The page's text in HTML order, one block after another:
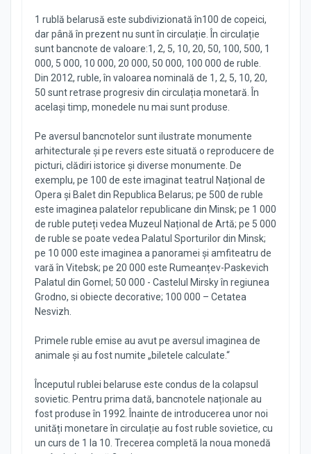
1 rublă belarusă este subdivizionată în100 de copeici,
dar până în prezent nu sunt în circulație. În circulație
sunt bancnote de valoare:1, 2, 5, 10, 20, 50, 100, 500, 1
000, 5 000, 10 000, 20 000, 50 000, 100 000 de ruble.
Din 2012, ruble, în valoarea nominală de 1, 2, 5, 10, 20,
50 sunt retrase progresiv din circulația monetară. În
același timp, monedele nu mai sunt produse.
Pe aversul bancnotelor sunt ilustrate monumente
arhitecturale și pe revers este situată o reproducere de
picturi, clădiri istorice și diverse monumente. De
exemplu, pe 100 de este imaginat teatrul Național de
Opera și Balet din Republica Belarus; pe 500 de ruble
este imaginea palatelor republicane din Minsk; pe 1 000
de ruble puteți vedea Muzeul Național de Artă; pe 5 000
de ruble se poate vedea Palatul Sporturilor din Minsk;
pe 10 000 este imaginea a panoramei și amfiteatru de
vară în Vitebsk; pe 20 000 este Rumeanțev-Paskevich
Palatul din Gomel; 50 000 - Castelul Mirsky în regiunea
Grodno, si obiecte decorative; 100 000 – Cetatea
Nesvizh.
Primele ruble emise au avut pe aversul imaginea de
animale și au fost numite „biletele calculate.“
Începutul rublei belaruse este condus de la colapsul
sovietic. Pentru prima dată, bancnotele naționale au
fost produse în 1992. Înainte de introducerea unor noi
unități monetare în circulație au fost ruble sovietice, cu
un curs de 1 la 10. Trecerea completă la noua monedă